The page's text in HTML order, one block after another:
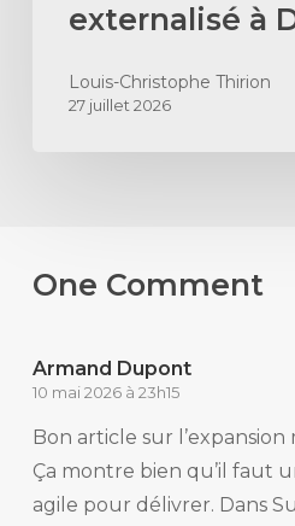
externalisé à
Louis-Christophe Thirion
27 juillet 2026
One Comment
Armand Dupont
10 mai 2026 à 23h15
Bon article sur
Ça montre bien qu’il faut
agile pour délivrer. Dans